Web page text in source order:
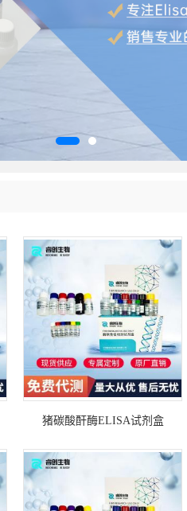
猪碳酸酐酶ELISA试剂盒